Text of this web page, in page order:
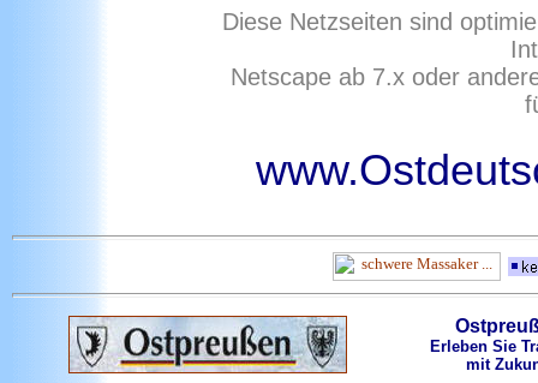
Diese Netzseiten sind
Netscape ab 7.x oder
Erleben Sie
mit